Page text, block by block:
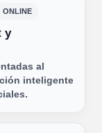
ONLINE
y
al
inteligente